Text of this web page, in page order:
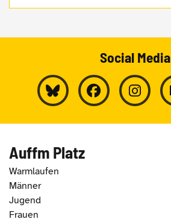
Social Media
Auffm Platz
Warmlaufen
Männer
Jugend
Frauen